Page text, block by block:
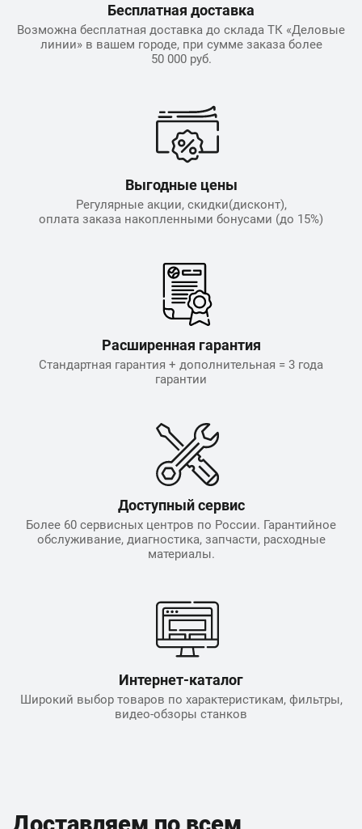
Бесплатная доставка
Возможна бесплатная доставка до склада ТК «Деловые
линии» в вашем городе, при сумме заказа более
50 000 руб.
Выгодные цены
Регулярные акции, скидки(дисконт),
оплата заказа накопленными бонусами (до 15%)
Расширенная гарантия
Стандартная гарантия + дополнительная = 3 года
гарантии
Доступный сервис
Более 60 сервисных центров по России. Гарантийное
обслуживание, диагностика, запчасти, расходные
материалы.
Интернет-каталог
Широкий выбор товаров по характеристикам, фильтры,
видео-обзоры станков